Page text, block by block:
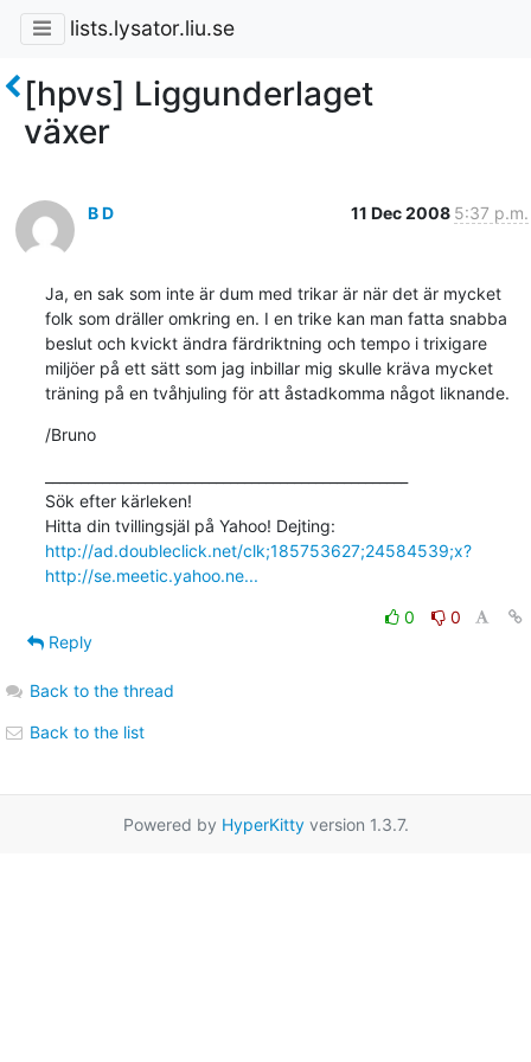
lists.lysator.liu.se
[hpvs] Liggunderlaget
växer
B D 11 Dec 2008 5:37 p.m.
Ja, en sak som inte är dum med trikar är när det är mycket
folk som dräller omkring en. I en trike kan man fatta snabba
beslut och kvickt ändra färdriktning och tempo i trixigare
miljöer på ett sätt som jag inbillar mig skulle kräva mycket
träning på en tvåhjuling för att åstadkomma något liknande.
/Bruno
Sök efter kärleken!
http://ad.doubleclick.net/clk;185753627;24584539;x?
http://se.meetic.yahoo.ne...
0
0
Reply
Back to the thread
Back to the list
Powered by HyperKittyversion 1.3.7.